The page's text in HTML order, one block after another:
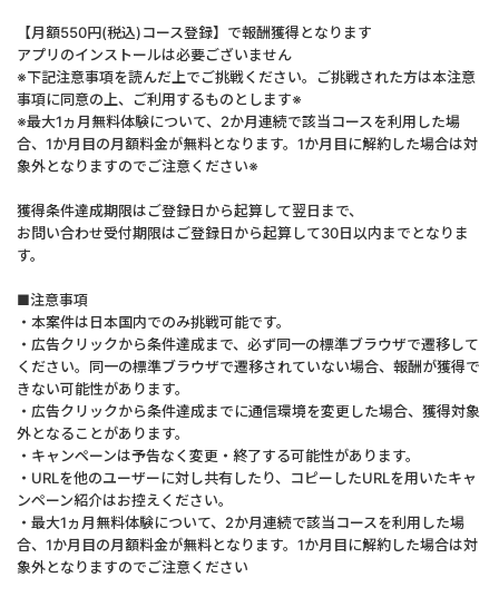
【月額550円(税込)コース登録】で報酬獲得となります
アプリのインストールは必要ございません
※下記注意事項を読んだ上でご挑戦ください。ご挑戦された方は本注意
事項に同意の上、ご利用するものとします※
※最大1ヵ月無料体験について、2か月連続で該当コースを利用した場
合、1か月目の月額料金が無料となります。1か月目に解約した場合は対
象外となりますのでご注意ください※
獲得条件達成期限はご登録日から起算して翌日まで、
お問い合わせ受付期限はご登録日から起算して30日以内までとなりま
す。
■注意事項
・本案件は日本国内でのみ挑戦可能です。
・広告クリックから条件達成まで、必ず同一の標準ブラウザで遷移して
ください。同一の標準ブラウザで遷移されていない場合、報酬が獲得で
きない可能性があります。
・広告クリックから条件達成までに通信環境を変更した場合、獲得対象
外となることがあります。
・キャンペーンは予告なく変更・終了する可能性があります。
・URLを他のユーザーに対し共有したり、コピーしたURLを用いたキャ
ンペーン紹介はお控えください。
・最大1ヵ月無料体験について、2か月連続で該当コースを利用した場
合、1か月目の月額料金が無料となります。1か月目に解約した場合は対
象外となりますのでご注意ください